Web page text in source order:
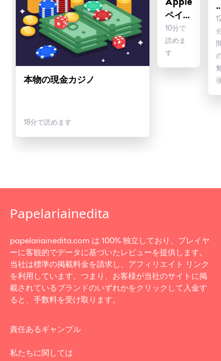
さらに多くのことを学ぶ
本物の現金カジノ
18分で読めます
Apple
ペイア
ウトカ
ジノ
10分で
読めま
す
papelariainedita.com は 100% 独立しており、プレイヤ
ーに客観的でデータに基づいたレビューを提供します。
当社は標準の掲載料金を請求し、アフィリエイト リンク
を利用しています。つまり、お客様が当社のサイトに掲
載されているブランドのいずれかをクリックして入金す
ると、手数料を受け取ります。
責任あるギャンブル
私たちに関しては